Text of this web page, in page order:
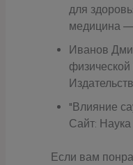
для
медицина
Иванов
физической
"Влияние
Сайт:
Если вам